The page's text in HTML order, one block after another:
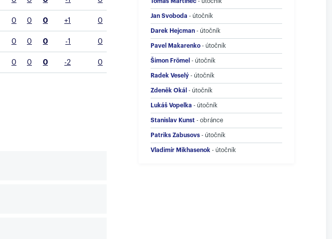
0 0 0 +1 0
0 0 0 -1 0
0 0 0 -2 0
Jan Svoboda - útočník
Darek Hejcman - útočník
Pavel Makarenko - útočník
Šimon Frömel - útočník
Radek Veselý - útočník
Zdeněk Okál - útočník
Lukáš Vopelka - útočník
Stanislav Kunst - obránce
Patriks Zabusovs - útočník
Vladimír Mikhasenok - útočník